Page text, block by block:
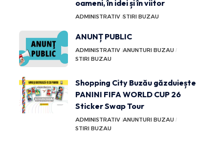
oameni, în idei și în viitor
ADMINISTRATIV STIRI BUZAU
ANUNȚ PUBLIC
ADMINISTRATIV ANUNTURI BUZAU
STIRI BUZAU
Shopping City Buzău găzduiește
PANINI FIFA WORLD CUP 26
Sticker Swap Tour
ADMINISTRATIV ANUNTURI BUZAU
STIRI BUZAU